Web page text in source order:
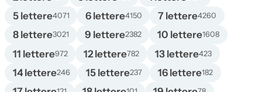
5 lettere4071 6 lettere4150 7 lettere4260
8 lettere3021 9 lettere2382 10 lettere1608
11 lettere972 12 lettere782 13 lettere423
14 lettere246 15 lettere237 16 lettere182